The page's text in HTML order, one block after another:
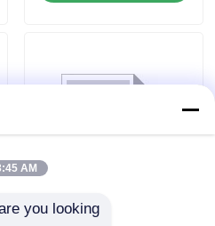
Trigger Sprayer
AM
you looking